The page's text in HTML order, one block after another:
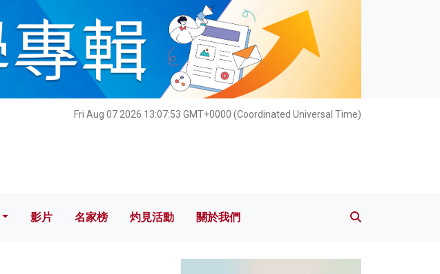
Fri Aug 07 2026 13:07:55 GMT+0000 (Coordinated Universal Time)
影片 名家榜 灼見活動 關於我們
影片 名家榜 灼見活動 關於我們